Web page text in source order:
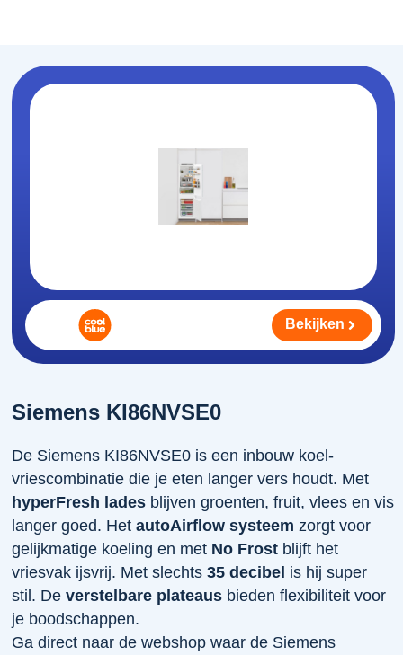
Siemens KI86NVSE0
De Siemens KI86NVSE0 is een inbouw koel-
vriescombinatie die je eten langer vers houdt. Met
hyperFresh lades blijven groenten, fruit, vlees en vis
langer goed. HetautoAirflow systeem zorgt voor
gelijkmatige koeling en met No Frost blijft het
vriesvak ijsvrij. Met slechts35 decibel is hij super
stil. Deverstelbare plateaus bieden flexibiliteit voor
je boodschappen.
Ga direct naar de webshop waar de Siemens
Bekijken